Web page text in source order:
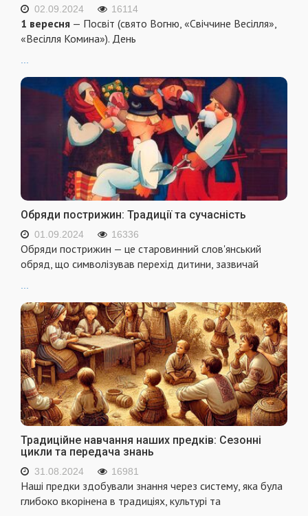
02.09.2024 16114
1 вересня — Посвіт (свято Вогню, «Свіччине Весілля»,
«Весілля Комина»). День
Обряди пострижин: Традиції та сучасність
01.09.2024 16336
Обряди пострижин — це старовинний слов'янський
обряд, що символізував перехід дитини, зазвичай
Традиційне навчання наших предків: Сезонні
цикли та передача знань
31.08.2024 16981
Наші предки здобували знання через систему, яка була
глибоко вкорінена в традиціях, культурі та